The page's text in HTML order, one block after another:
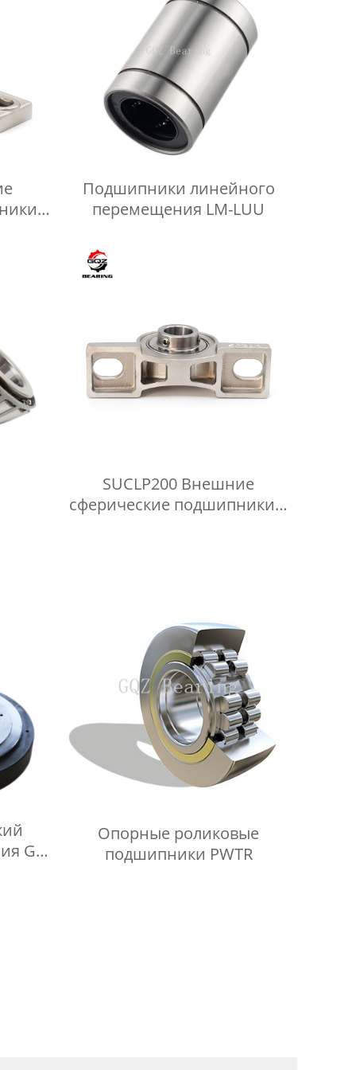
в
Подшипники линейного
перемещения LM-LUU
SUCLP200 Внешние
сферические подшипники в
GX-
Опорные роликовые
подшипники PWTR